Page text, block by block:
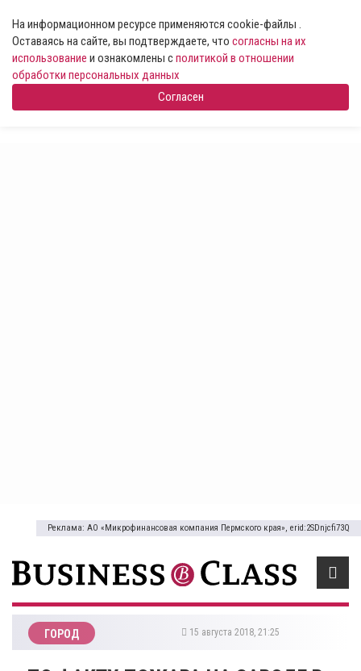
На информационном ресурсе применяются cookie-файлы .
Оставаясь на сайте, вы подтверждаете, что согласны на их
использование и ознакомлены сполитикой в отношении
обработки персональных данных
Согласен
Реклама: АО «Микрофинансовая компания Пермского края», erid:2SDnjcfi73Q
ГОРОД 15 августа 2018, 21:25